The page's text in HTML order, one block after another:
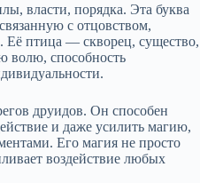
власти, порядка. Эта буква
с отцовством,
Её птица — скворец, существо,
волю, способность
друидов. Он способен
и даже усилить магию,
Его магия не просто
воздействие любых